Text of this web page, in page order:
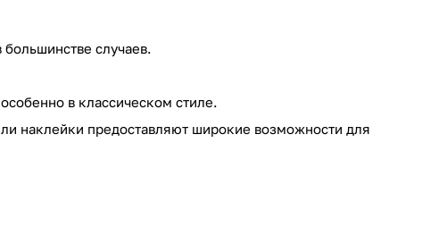
случаев.
в классическом стиле.
наклейки предоставляют широкие возможности для